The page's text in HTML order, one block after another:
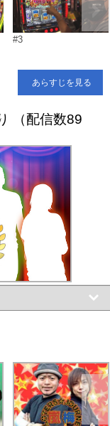
#3
あらすじを見る
（配信数89